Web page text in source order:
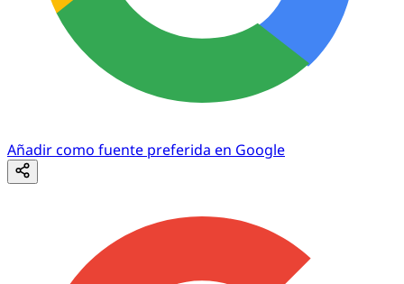
Añadir como fuente preferida en Google